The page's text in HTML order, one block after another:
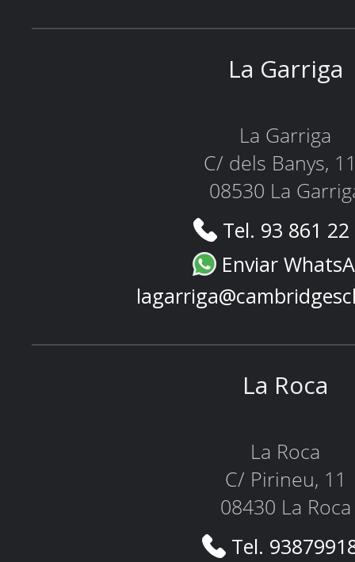
La Garriga
La Garriga
C/ dels Banys,
08530 La
Tel. 93 861
Enviar
La Roca
La Roca
C/ Pirineu, 11
08430 La Roca
Tel.